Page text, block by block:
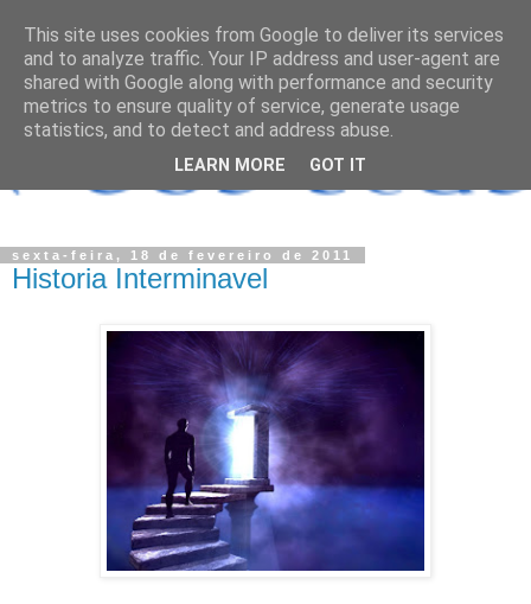
sexta-feira, 18 de fevereiro de 2011
Historia Interminavel
This site uses cookies from Google to deliver its services
and to analyze traffic. Your IP address and user-agent are
shared with Google along with performance and security
metrics to ensure quality of service, generate usage
statistics, and to detect and address abuse.
LEARN MORE GOT IT